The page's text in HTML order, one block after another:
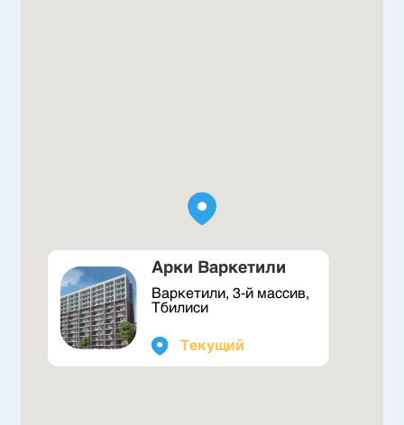
Арки Варкетили
Варкетили, 3-й массив,
Тбилиси
Текущий